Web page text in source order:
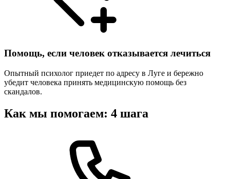
Помощь, если человек отказывается лечиться
Опытный психолог приедет по адресу в Луге и бережно
убедит человека принять медицинскую помощь без
скандалов.
Как мы помогаем: 4 шага